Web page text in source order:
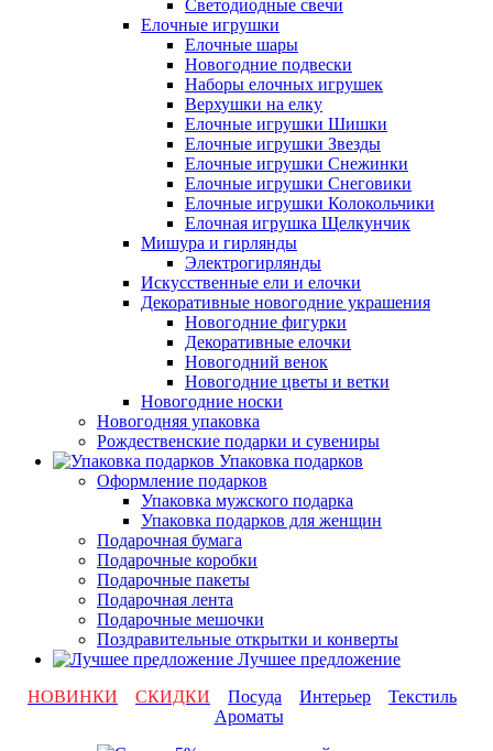
Светодиодные свечи
Елочные игрушки
Елочные шары
Новогодние подвески
Наборы елочных игрушек
Верхушки на елку
Елочные игрушки Шишки
Елочные игрушки Звезды
Елочные игрушки Снежинки
Елочные игрушки Снеговики
Елочные игрушки Колокольчики
Елочная игрушка Щелкунчик
Мишура и гирлянды
Электрогирлянды
Искусственные ели и елочки
Декоративные новогодние украшения
Новогодние фигурки
Декоративные елочки
Новогодний венок
Новогодние цветы и ветки
Новогодние носки
Новогодняя упаковка
Рождественские подарки и сувениры
Упаковка подарков
Оформление подарков
Упаковка мужского подарка
Упаковка подарков для женщин
Подарочная бумага
Подарочные коробки
Подарочные пакеты
Подарочная лента
Подарочные мешочки
Поздравительные открытки и конверты
Лучшее предложение
НОВИНКИ
СКИДКИ Посуда Интерьер
Текстиль
Ароматы